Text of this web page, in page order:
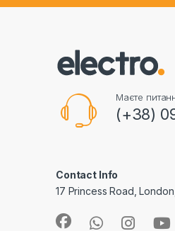
Маєте
(+38)
Contact Info
17 Princess Road,